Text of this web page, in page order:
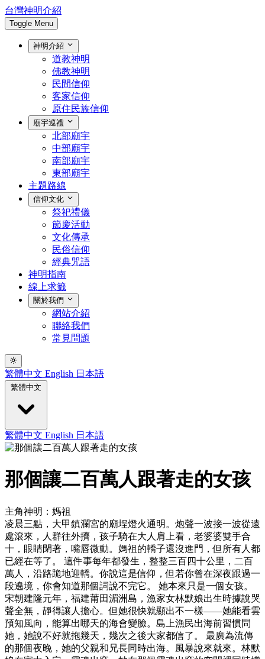
台灣神明介紹
Toggle Menu
神明介紹
道教神明
佛教神明
民間信仰
客家信仰
原住民族信仰
廟宇巡禮
北部廟宇
中部廟宇
南部廟宇
東部廟宇
主題路線
信仰文化
祭祀禮儀
節慶活動
文化傳承
民俗信仰
經典咒語
神明指南
線上求籤
關於我們
網站介紹
聯絡我們
常見問題
繁體中文 English 日本語
繁體中文
繁體中文 English 日本語
那個讓二百萬人跟著走的女孩
主角神明：媽祖
凌晨三點，大甲鎮瀾宮的廟埕燈火通明。炮聲一波接一波從遠
處滾來，人群往外擠，孩子騎在大人肩上看，老婆婆雙手合
十，眼睛閉著，嘴唇微動。媽祖的轎子還沒進門，但所有人都
已經在等了。 這件事每年都發生，整整三百四十公里，二百
萬人，沿路跪地迎轎。你說這是信仰，但若你曾在深夜跟過一
段遶境，你會知道那個詞說不完它。 她本來只是一個女孩。
宋朝建隆元年，福建莆田湄洲島，漁家女林默娘出生時據說哭
聲全無，靜得讓人擔心。但她很快就顯出不一樣——她能看雲
預知風向，能算出哪天的海會變臉。島上漁民出海前習慣問
她，她說不好就拖幾天，幾次之後大家都信了。 最廣為流傳
的那個夜晚，她的父親和兄長同時出海。風暴說來就來。林默